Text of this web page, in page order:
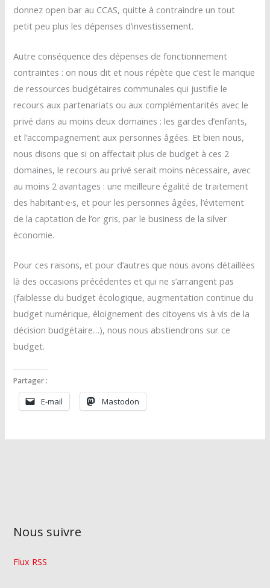
donnez open bar au CCAS, quitte à contraindre un tout
petit peu plus les dépenses d’investissement.
Autre conséquence des dépenses de fonctionnement
contraintes : on nous dit et nous répète que c’est le manque
de ressources budgétaires communales qui justifie le
recours aux partenariats ou aux complémentarités avec le
privé dans au moins deux domaines : les gardes d’enfants,
et l’accompagnement aux personnes âgées. Et bien nous,
nous disons que si on affectait plus de budget à ces 2
domaines, le recours au privé serait moins nécessaire, avec
au moins 2 avantages : une meilleure égalité de traitement
des habitant·e·s, et pour les personnes âgées, l’évitement
de la captation de l’or gris, par le business de la silver
économie.
Pour ces raisons, et pour d’autres que nous avons détaillées
là des occasions précédentes et qui ne s’arrangent pas
(faiblesse du budget écologique, augmentation continue du
budget numérique, éloignement des citoyens vis à vis de la
décision budgétaire…), nous nous abstiendrons sur ce
budget.
Partager :
E-mail Mastodon
Nous suivre
Flux RSS